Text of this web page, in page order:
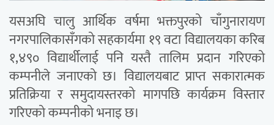
यसअघि चालु आर्थिक वर्षमा भक्तपुरको चाँगुनारायण
नगरपालिकासँगको सहकार्यमा १९ वटा विद्यालयका करिब
१,४९० विद्यार्थीलाई पनि यस्तै तालिम प्रदान गरिएको
कम्पनीले जनाएको छ। विद्यालयबाट प्राप्त सकारात्मक
प्रतिक्रिया र समुदायस्तरको मागपछि कार्यक्रम विस्तार
गरिएको कम्पनीको भनाइ छ।